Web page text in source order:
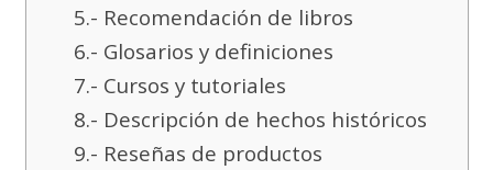
5.- Recomendación de libros
6.- Glosarios y definiciones
7.- Cursos y tutoriales
8.- Descripción de hechos históricos
9.- Reseñas de productos